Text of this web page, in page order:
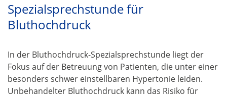
Spezialsprechstunde für
Bluthochdruck
In der Bluthochdruck-Spezialsprechstunde liegt der
Fokus auf der Betreuung von Patienten, die unter einer
besonders schwer einstellbaren Hypertonie leiden.
Unbehandelter Bluthochdruck kann das Risiko für